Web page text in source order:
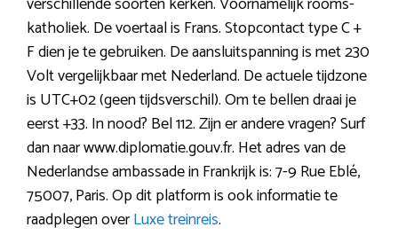
katholiek. De voertaal is Frans. Stopcontact type C +
F dien je te gebruiken. De aansluitspanning is met 230
Volt vergelijkbaar met Nederland. De actuele tijdzone
is UTC+02 (geen tijdsverschil). Om te bellen draai je
eerst +33. In nood? Bel 112. Zijn er andere vragen? Surf
dan naar www.diplomatie.gouv.fr. Het adres van de
Nederlandse ambassade in Frankrijk is: 7-9 Rue Eblé,
75007, Paris. Op dit platform is ook informatie te
raadplegen overLuxe treinreis.